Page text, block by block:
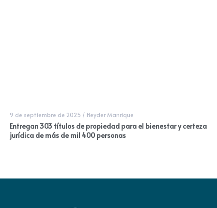
9 de septiembre de 2025 / Heyder Manrique
Entregan 303 títulos de propiedad para el bienestar y certeza
jurídica de más de mil 400 personas